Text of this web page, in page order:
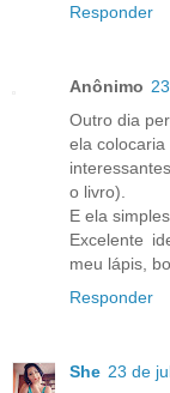
Responder
Anônimo
Outro dia
ela
o livro).
E ela
Excelente
meu lápis,
Responder
She 23 de